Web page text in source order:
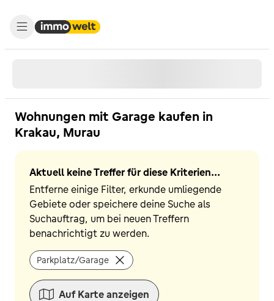
Wohnungen mit Garage kaufen in
Krakau, Murau
Aktuell keine Treffer für diese Kriterien...
Entferne einige Filter, erkunde umliegende
Gebiete oder speichere deine Suche als
Suchauftrag, um bei neuen Treffern
benachrichtigt zu werden.
Parkplatz/Garage
Auf Karte anzeigen